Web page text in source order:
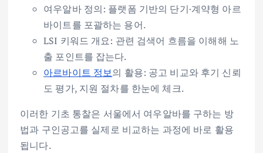
여우알바 정의: 플랫폼 기반의 단기·계약형 아르
바이트를 포괄하는 용어.
LSI 키워드 개요: 관련 검색어 흐름을 이해해 노
출 포인트를 잡는다.
아르바이트 정보의 활용: 공고 비교와 후기 신뢰
도 평가, 지원 절차를 한눈에 체크.
이러한 기초 통찰은 서울에서 여우알바를 구하는 방
법과 구인공고를 실제로 비교하는 과정에 바로 활용
됩니다.